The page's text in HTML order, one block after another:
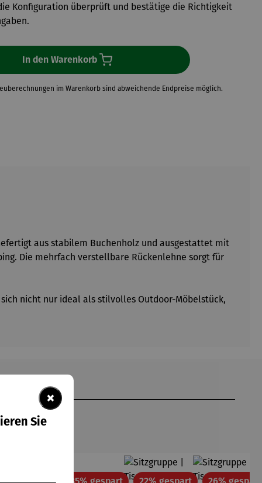
Konfiguration überprüft und bestätige die Richtigkeit
In den Warenkorb
im Warenkorb sind abweichende Endpreise möglich.
aus stabilem Buchenholz und ausgestattet mit
Die mehrfach verstellbare Rückenlehne sorgt für
nicht nur ideal als stilvolles Outdoor-Möbelstück,
35% gespartRabatt35% gespartRabatt22% gespartRabatt26% gespart
×
Sie